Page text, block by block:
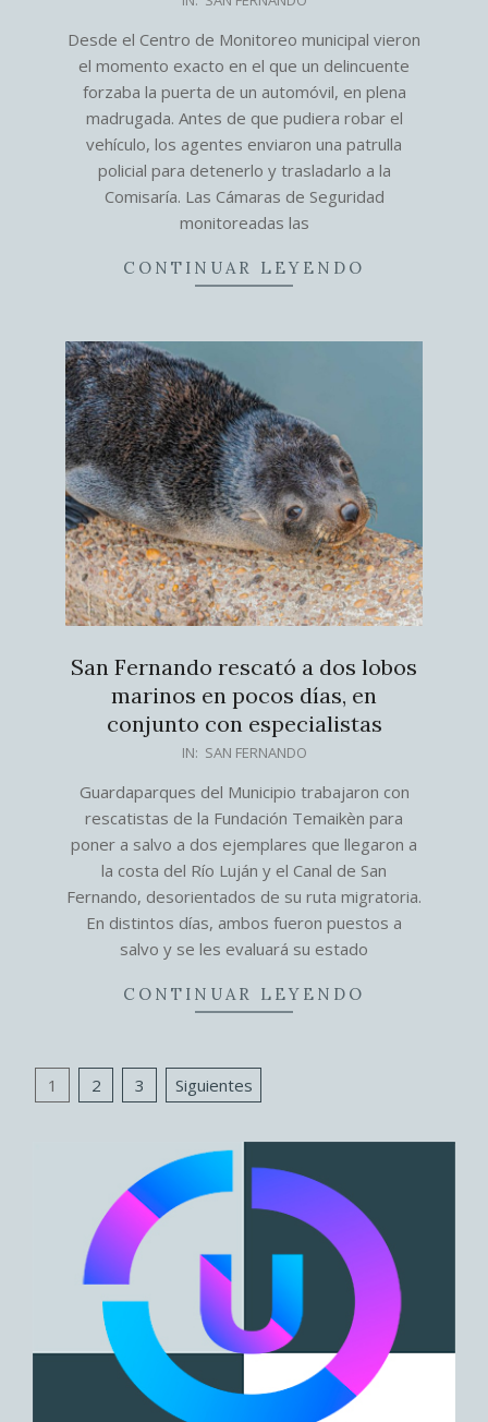
06
Desde el Centro de Monitoreo municipal vieron
el momento exacto en el que un delincuente
forzaba la puerta de un automóvil, en plena
madrugada. Antes de que pudiera robar el
vehículo, los agentes enviaron una patrulla
policial para detenerlo y trasladarlo a la
Comisaría. Las Cámaras de Seguridad
monitoreadas las
CONTINUAR LEYENDO
San Fernando rescató a dos lobos
marinos en pocos días, en
conjunto con especialistas
25
IN: SAN FERNANDO
Guardaparques del Municipio trabajaron con
rescatistas de la Fundación Temaikèn para
poner a salvo a dos ejemplares que llegaron a
la costa del Río Luján y el Canal de San
Fernando, desorientados de su ruta migratoria.
En distintos días, ambos fueron puestos a
salvo y se les evaluará su estado
CONTINUAR LEYENDO
Paginación
1 2 3 Siguientes